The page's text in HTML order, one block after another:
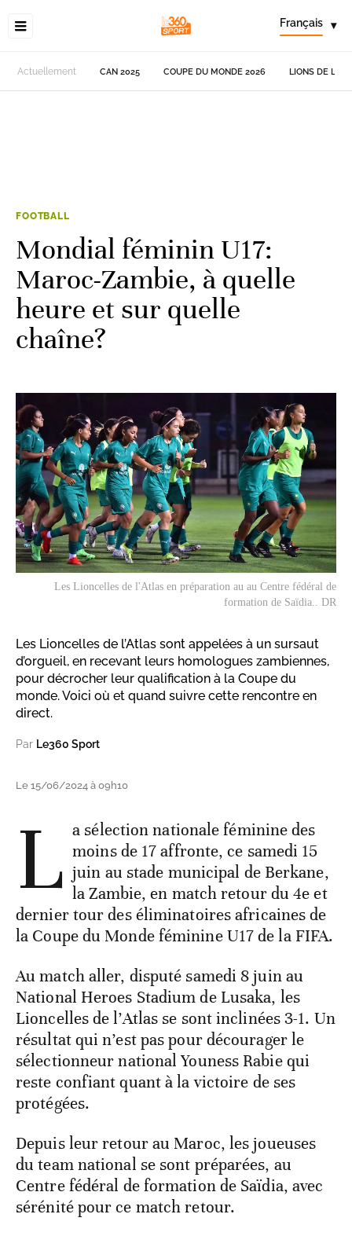
Français ▾
Actuellement CAN 2025 COUPE DU MONDE 2026 LIONS DE
FOOTBALL
Mondial féminin U17:
Maroc-Zambie, à quelle
heure et sur quelle
chaîne?
Les Lioncelles de l'Atlas en préparation au au Centre fédéral de
formation de Saïdia.. DR
Les Lioncelles de l’Atlas sont appelées à un sursaut
d’orgueil, en recevant leurs homologues zambiennes,
pour décrocher leur qualification à la Coupe du
monde. Voici où et quand suivre cette rencontre en
direct.
Par Le360 Sport
Le 15/06/2024 à 09h10
L a sélection nationale féminine des
moins de 17 affronte, ce samedi 15
juin au stade municipal de Berkane,
la Zambie, en match retour du 4e et
dernier tour des éliminatoires africaines de
la Coupe du Monde féminine U17 de la FIFA.
Au match aller, disputé samedi 8 juin au
National Heroes Stadium de Lusaka, les
Lioncelles de l’Atlas se sont inclinées 3-1. Un
résultat qui n’est pas pour décourager le
sélectionneur national Youness Rabie qui
reste confiant quant à la victoire de ses
protégées.
Depuis leur retour au Maroc, les joueuses
du team national se sont préparées, au
Centre fédéral de formation de Saïdia, avec
sérénité pour ce match retour.